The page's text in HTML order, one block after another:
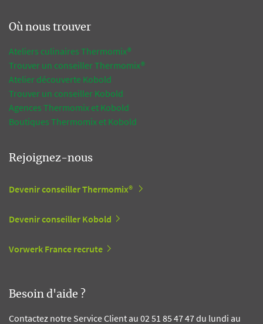
Où nous trouver
Ateliers culinaires Thermomix®
Trouver un conseiller Thermomix®
Atelier découverte Kobold
Trouver un conseiller Kobold
Agences Thermomix et Kobold
Boutiques Thermomix et Kobold
Rejoignez-nous
Devenir conseiller Thermomix®
Devenir conseiller Kobold
Vorwerk France recrute
Besoin d'aide ?
Contactez notre Service Client au 02 51 85 47 47 du lundi au